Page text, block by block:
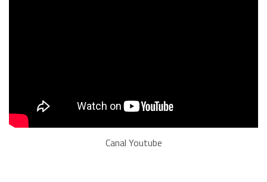
Canal Youtube